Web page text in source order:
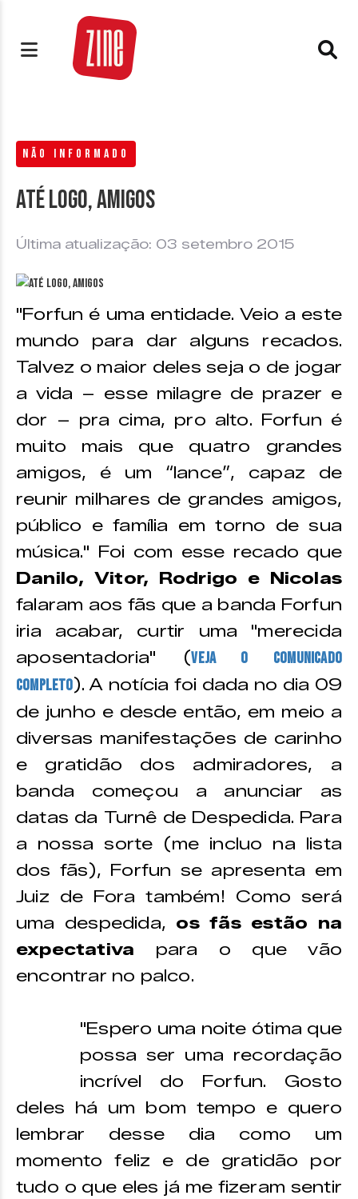
NÃO INFORMADO
Até logo, amigos
Última atualização: 03 setembro 2015
"Forfun é uma entidade. Veio a este
mundo para dar alguns recados.
Talvez o maior deles seja o de jogar
a vida – esse milagre de prazer e
dor – pra cima, pro alto. Forfun é
muito mais que quatro grandes
amigos, é um “lance”, capaz de
reunir milhares de grandes amigos,
público e família em torno de sua
música." Foi com esse recado que
Danilo, Vitor, Rodrigo e Nicolas
falaram aos fãs que a banda Forfun
iria acabar, curtir uma "merecida
aposentadoria" (veja o comunicado
completo). A notícia foi dada no dia 09
de junho e desde então, em meio a
diversas manifestações de carinho
e gratidão dos admiradores, a
banda começou a anunciar as
datas da Turnê de Despedida. Para
a nossa sorte (me incluo na lista
dos fãs), Forfun se apresenta em
Juiz de Fora também! Como será
uma despedida, os fãs estão na
expectativa para o que vão
encontrar no palco.
"Espero uma noite ótima que
possa ser uma recordação
incrível do Forfun. Gosto
deles há um bom tempo e quero
lembrar desse dia como um
momento feliz e de gratidão por
tudo o que eles já me fizeram sentir